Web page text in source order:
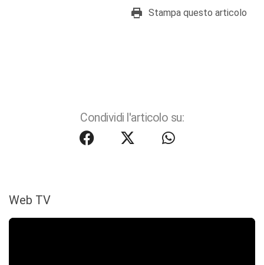
Stampa questo articolo
Condividi l'articolo su:
Web TV